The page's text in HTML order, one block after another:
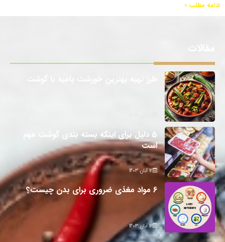
ادامه مطلب »
5 دلیل برای اینکه بسته بندی گوشت مهم
است
12 آبان 1403
6 مواد مغذی ضروری برای بدن چیست؟
12 آبان 1403